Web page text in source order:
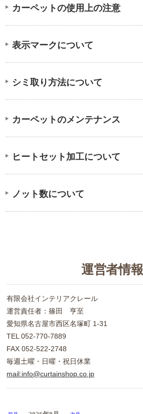
カーペットの使用上の注意
表示マークについて
シミ取り方法について
カーペットのメンテナンス
ヒートセット加工について
ノット数について
運営者情報
有限会社インテリアクレール
運営責任者：篠田 亨至
愛知県名古屋市西区名塚町 1-31
TEL 052-770-7889
FAX 052-522-2748
毎週土曜・日曜・祝日休業
mail:info@curtainshop.co.jp